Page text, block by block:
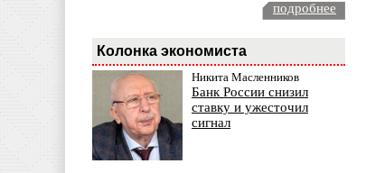
подробнее
Колонка экономиста
Никита Масленников
Банк России снизил
ставку и ужесточил
сигнал